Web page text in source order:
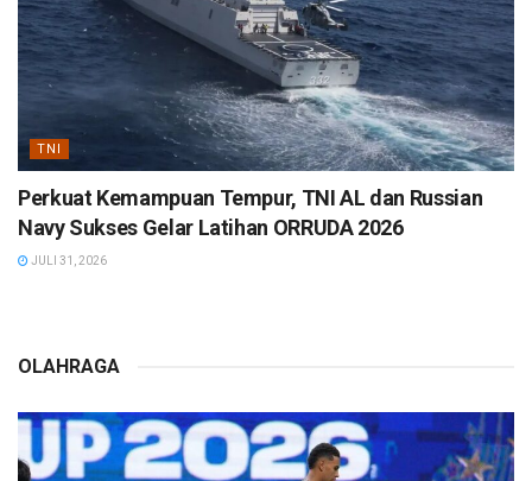
TNI
Perkuat Kemampuan Tempur, TNI AL dan Russian
Navy Sukses Gelar Latihan ORRUDA 2026
JULI 31, 2026
OLAHRAGA